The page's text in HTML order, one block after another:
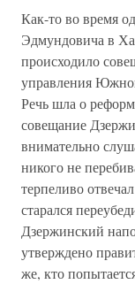
Как-то во время
Эдмундовича в
происходило
управления
Речь шла о
совещание
внимательно
никого не
терпеливо
старался
Дзержинский
утверждено
же, кто